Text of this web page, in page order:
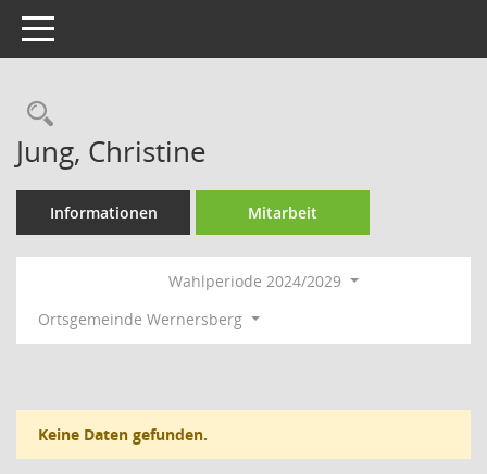
Toggle navigation
Rechercheauswahl
Jung, Christine
Informationen Mitarbeit
Wahlperiode 2024/2029
Ortsgemeinde Wernersberg
Keine Daten gefunden.